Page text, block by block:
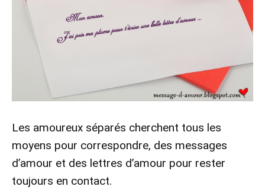
Les amoureux séparés cherchent tous les
moyens pour correspondre, des messages
d’amour et des lettres d’amour pour rester
toujours en contact.